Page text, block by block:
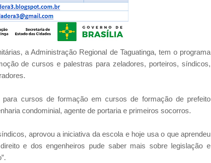
a Administração Regional de Taguatinga, tem o programa
de cursos e palestras para zeladores, porteiros, síndicos,
cursos de formação em cursos de formação de prefeito
condominial, agente de portaria e primeiros socorros.
aprovou a iniciativa da escola e hoje usa o que aprendeu
e dos engenheiros pude saber mais sobre legislação e